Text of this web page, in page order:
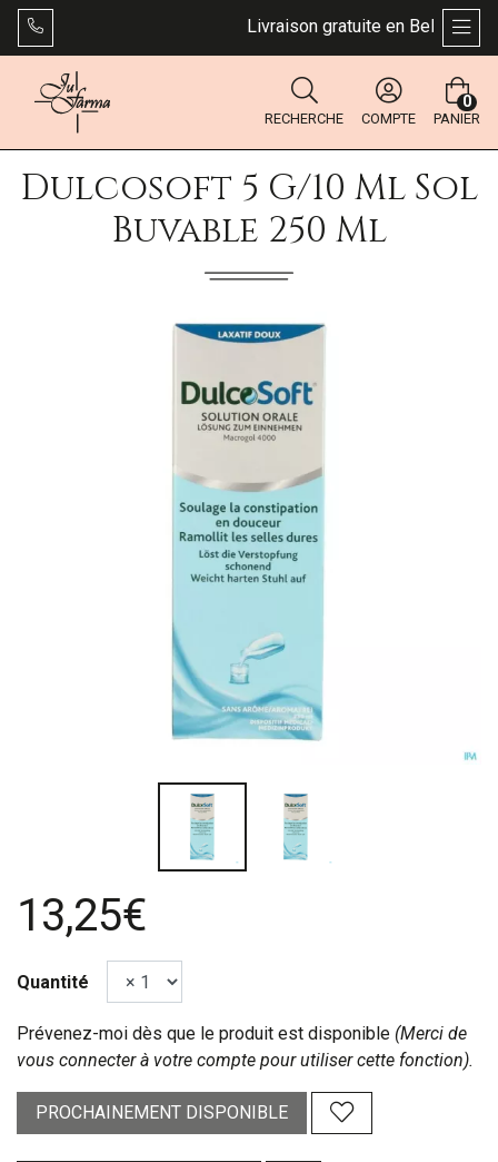
Livraison gratuite en Belgique
RECHERCHE COMPTE PANIER
0
Dulcosoft 5 G/10 Ml Sol
Buvable 250 Ml
13,25€
Quantité
Prévenez-moi dès que le produit est disponible (Merci de
vous connecter à votre compte pour utiliser cette fonction).
PROCHAINEMENT DISPONIBLE